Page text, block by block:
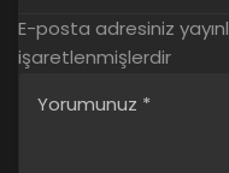
E-posta adresiniz
işaretlenmişlerdir
Yorumunuz *